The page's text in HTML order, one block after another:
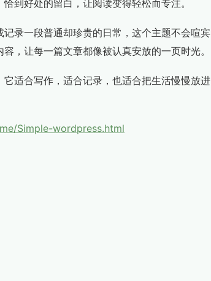
到好处的留白，让阅读变得轻松而专注。
录一段普通却珍贵的日常，这个主题不会喧宾
，让每一篇文章都像被认真安放的一页时光。
适合写作，适合记录，也适合把生活慢慢放进
Simple-wordpress.html